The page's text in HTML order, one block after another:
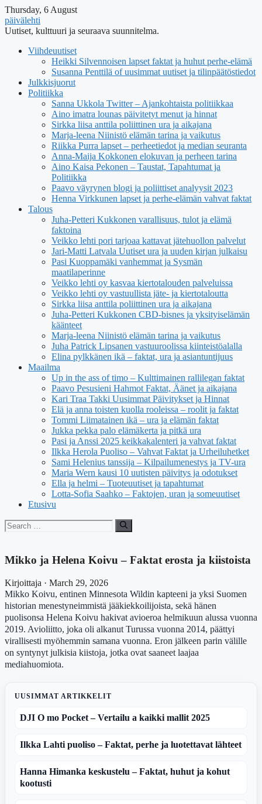
Thursday, 6 August
päivälehti
Uutiset, kulttuuri ja seuraava suunnitelma.
Viihdeuutiset
Heikki Silvennoisen lapset faktat ja huhut perhe-elämä
Susanna Penttilä of uusimmat uutiset ja tilinpäätöstiedot
Julkkisjuorut
Politiikka
Sanna Ukkola Twitter – Ajankohtaista politiikkaa
Aino imatra lounas päivitetyt menut ja hinnat
Sirkka liisa anttila poliittinen ura ja aikajana
Marja-leena Niinistö elämän tarina ja vaikutus
Riikka Purra lapset – perheetiedot ja median seuranta
Anna-Maija Kokkonen elokuvan ja perheen tarina
Aino Kaisa Pekonen – Taustat, Tapahtumat ja
Politiikka
Paavo väyrynen blogi ja poliittiset analyysit 2023
Henna Virkkunen lapset ja perhe-elämän vahvat faktat
Talous
Juha-Petteri Kukkonen varallisuus, tulot ja elämä
faktoina
Veikko lehti pori tarjoaa kattavat jätehuollon palvelut
Jari-Matti Latvala Uutiset ura ja uuden kirjan julkaisu
Pasi Kuoppamäki vanhemmat ja Sysmän
maatilaperinne
Veikko lehti oy kasvaa kiertotalouden palveluissa
Veikko lehti oy vastuullista jäte- ja kiertotaloutta
Sirkka liisa anttila poliittinen ura ja aikajana
Juha-Petteri Kukkonen CBD-bisnes ja yksityiselämän
käänteet
Marja-leena Niinistö elämän tarina ja vaikutus
Juha Patrick Lipsanen vastuuroolissa kiinteistöalalla
Elina pylkkänen ikä – faktat, ura ja asiantuntijuus
Maailma
Up in the ass of timo – Kulttimainen rallilegan faktat
Paavo Pesusieni Hahmot Faktat, Äänet ja aikajana
Kari Traa Takki Uusimmat Päivitykset ja Hinnat
Elä ja anna toisten kuolla rooleissa – roolit ja faktat
Tommi Liimatainen ikä – ura ja elämän faktat
Jukka pekka palo elämäkerta ja pitkä ura
Pasi ja Anssi 2025 keikkakalenteri ja vahvat faktat
Ilkka Herola Puoliso – Vahvat Faktat ja Urheiluhetket
Sami Helenius tanssija – Kilpailumenestys ja TV-ura
Maria Wern kausi 10 uutisten päivitys ja odotukset
Ella ja helmi – Tuoteuutiset ja tapahtumat
Lotta-Sofia Saahko – Faktojen, uran ja someuutiset
Etusivu
Search
for:
Mikko ja Helena Koivu – Faktat erosta ja kiistoista
Kirjoittaja · March 29, 2026
Mikko Koivu, entinen Minnesota Wildin kapteeni ja yksi Suomen
historian menestyneimmistä jääkiekkoilijoista, sekä hänen
puolisonsa Helena Koivu hakivat avioeroa helmikuun alussa vuonna
2019. Avioliitto, joka oli alkanut Turussa vuonna 2014, päättyi
virallisesti myöhemmin samana vuonna. Eron jälkeen parin välille
on syntynyt julkisia kiistoja, jotka ovat saaneet laajaa
mediahuomiota.
UUSIMMAT ARTIKKELIT
DJI O mo Pocket – Vertailu a kaikki mallit 2025
Ilkka Lahti puoliso – Faktat, perhe ja luotettavat lähteet
Hanna Himanka keskustelu – Faktat, huhut ja kohut
kootusti